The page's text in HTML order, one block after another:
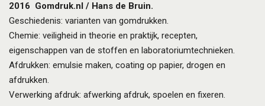
2016 Gomdruk.nl / Hans de Bruin.
Geschiedenis: varianten van gomdrukken.
Chemie: veiligheid in theorie en praktijk, recepten,
eigenschappen van de stoffen en laboratoriumtechnieken.
Afdrukken: emulsie maken, coating op papier, drogen en
afdrukken.
Verwerking afdruk: afwerking afdruk, spoelen en fixeren.